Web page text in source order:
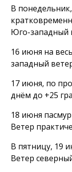
В
Юго-западный
16 июня на
западный
17 июня, по
днём до +25
18 июня
Ветер
В пятницу, 19
Ветер